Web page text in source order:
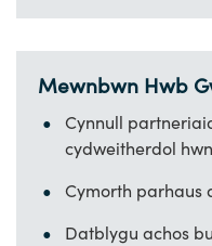
Mewnbwn Hwb
Cynnull
cydweitherdol hwn
Cymorth parhaus
Datblygu achos